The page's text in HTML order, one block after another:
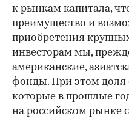
к рынкам капитала,
преимущество и
приобретения
инвесторам мы,
американские,
фонды. При этом доля
которые в прошлые
на российском рынке